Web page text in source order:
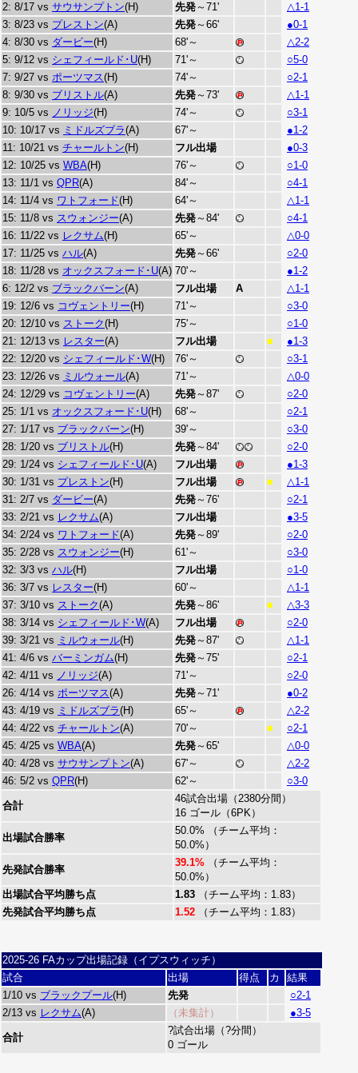
2: 8/17 vs サウサンプトン(H) 先発～71'
△1-1
3: 8/23 vs プレストン(A) 先発～66'
●0-1
4: 8/30 vs ダービー(H) 68'～
△2-2
5: 9/12 vs シェフィールド･U(H) 71'～
○5-0
7: 9/27 vs ポーツマス(H) 74'～
○2-1
8: 9/30 vs ブリストル(A) 先発～73'
△1-1
9: 10/5 vs ノリッジ(H) 74'～
○3-1
10: 10/17 vs ミドルズブラ(A) 67'～
●1-2
11: 10/21 vs チャールトン(H) フル出場
●0-3
12: 10/25 vs WBA(H) 76'～
○1-0
13: 11/1 vs QPR(A) 84'～
○4-1
14: 11/4 vs ワトフォード(H) 64'～
△1-1
15: 11/8 vs スウォンジー(A) 先発～84'
○4-1
16: 11/22 vs レクサム(H) 65'～
△0-0
17: 11/25 vs ハル(A) 先発～66'
○2-0
18: 11/28 vs オックスフォード･U(A) 70'～
●1-2
6: 12/2 vs ブラックバーン(A) フル出場 A
△1-1
19: 12/6 vs コヴェントリー(H) 71'～
○3-0
20: 12/10 vs ストーク(H) 75'～
○1-0
21: 12/13 vs レスター(A) フル出場 ■
●1-3
22: 12/20 vs シェフィールド･W(H) 76'～
○3-1
23: 12/26 vs ミルウォール(A) 71'～
△0-0
24: 12/29 vs コヴェントリー(A) 先発～87'
○2-0
25: 1/1 vs オックスフォード･U(H) 68'～
○2-1
27: 1/17 vs ブラックバーン(H) 39'～
○3-0
28: 1/20 vs ブリストル(H) 先発～84'
○2-0
29: 1/24 vs シェフィールド･U(A) フル出場
●1-3
30: 1/31 vs プレストン(H) フル出場 ■
△1-1
31: 2/7 vs ダービー(A) 先発～76'
○2-1
33: 2/21 vs レクサム(A) フル出場
●3-5
34: 2/24 vs ワトフォード(A) 先発～89'
○2-0
35: 2/28 vs スウォンジー(H) 61'～
○3-0
32: 3/3 vs ハル(H) フル出場
○1-0
36: 3/7 vs レスター(H) 60'～
△1-1
37: 3/10 vs ストーク(A) 先発～86' ■
△3-3
38: 3/14 vs シェフィールド･W(A) フル出場
○2-0
39: 3/21 vs ミルウォール(H) 先発～87'
△1-1
41: 4/6 vs バーミンガム(H) 先発～75'
○2-1
42: 4/11 vs ノリッジ(A) 71'～
○2-0
26: 4/14 vs ポーツマス(A) 先発～71'
●0-2
43: 4/19 vs ミドルズブラ(H) 65'～
△2-2
44: 4/22 vs チャールトン(A) 70'～ ■
○2-1
45: 4/25 vs WBA(A) 先発～65'
△0-0
40: 4/28 vs サウサンプトン(A) 67'～
△2-2
46: 5/2 vs QPR(H) 62'～ ○3-0
合計
46試合出場（2380分間）
16 ゴール（6PK）
出場試合勝率
50.0% （チーム平均：
50.0%）
先発試合勝率
39.1% （チーム平均：
50.0%）
出場試合平均勝ち点
1.83 （チーム平均：1.83）
先発試合平均勝ち点
1.52 （チーム平均：1.83）
2025-26 FAカップ出場記録（イプスウィッチ）
試合
出場 得点 カ
結果
1/10 vs ブラックプール(H) 先発
○2-1
2/13 vs レクサム(A) （未集計） ●3-5
合計
?試合出場（?分間）
0 ゴール